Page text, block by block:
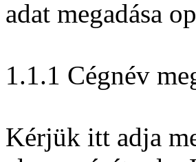
adat megadása
1.1.1 Cégnév
Kérjük itt adja